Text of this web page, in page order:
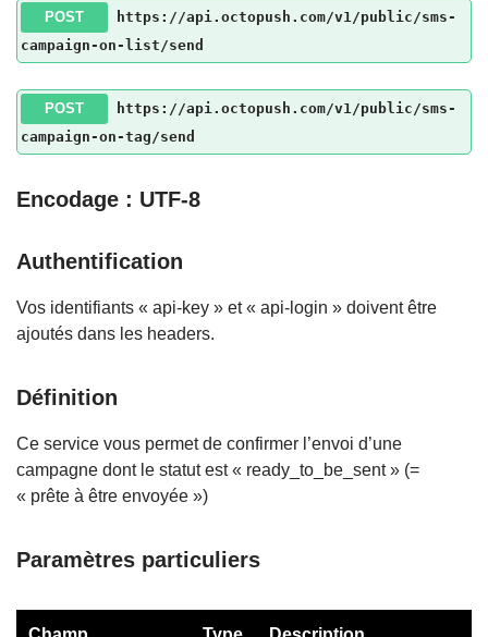
POST
https://api.octopush.com/v1/public/sms-
campaign-on-list/send
POST
https://api.octopush.com/v1/public/sms-
campaign-on-tag/send
Encodage : UTF-8
Authentification
Vos identifiants « api-key » et « api-login » doivent être
ajoutés dans les headers.
Définition
Ce service vous permet de confirmer l’envoi d’une
campagne dont le statut est « ready_to_be_sent » (=
« prête à être envoyée »)
Paramètres particuliers